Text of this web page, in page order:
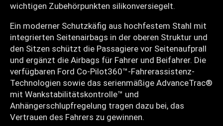
wichtigen Zubehörpunkten silikonversiegelt.
Ein moderner Schutzkäfig aus hochfestem Stahl mit
integrierten Seitenairbags in der oberen Struktur und
den Sitzen schützt die Passagiere vor Seitenaufprall
und ergänzt die Airbags für Fahrer und Beifahrer. Die
verfügbaren Ford Co-Pilot360™-Fahrerassistenz-
Technologien sowie das serienmäßige AdvanceTrac®
mit Wankstabilitätskontrolle™ und
Anhängerschlupfregelung tragen dazu bei, das
Vertrauen des Fahrers zu gewinnen.